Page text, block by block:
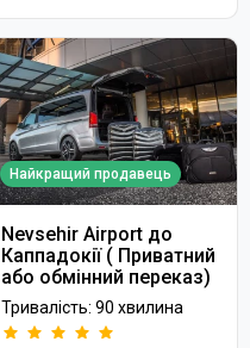
Найкращий продавець
Nevsehir Airport до
Каппадокії ( Приватний
або обмінний переказ)
Тривалість: 90 хвилина